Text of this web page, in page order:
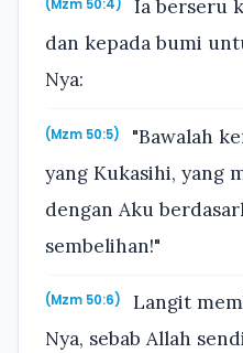
(Mzm 50:4)
Ia berseru
dan kepada bumi
Nya:
(Mzm 50:5)
"Bawalah
yang Kukasihi, yang
dengan Aku
sembelihan!"
(Mzm 50:6)
Langit
Nya, sebab Allah